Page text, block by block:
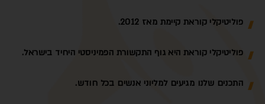
פוליטיקלי קוראת קיימת מאז 2012.
פוליטיקלי קוראת היא גוף התקשורת הפמיניסטי היחיד בישראל.
התכנים שלנו מגיעים למליוני אנשים בכל חודש.